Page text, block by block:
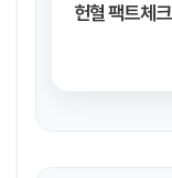
헌혈 팩트체크